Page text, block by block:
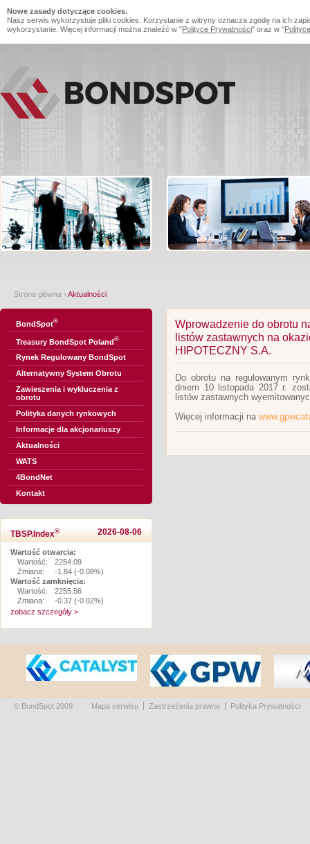
Nowe zasady dotyczące cookies.
Nasz serwis wykorzystuje pliki cookies. Korzystanie z witryny oznacza zgodę na ich
wykorzystanie. Więcej informacji można znaleźć w "Polityce Prywatności" oraz w "
Strona główna › Aktualności
BondSpot®
Treasury BondSpot Poland®
Rynek Regulowany BondSpot
Alternatywny System Obrotu
Zawieszenia i wykluczenia z
obrotu
Polityka danych rynkowych
Informacje dla akcjonariuszy
Aktualności
WATS
4BondNet
Kontakt
TBSP.Index® 2026-08-06
Wartość otwarcia:
Wartość:
2254.09
Zmiana:
-1.84 (-0.08%)
Wartość zamknięcia:
Wartość:
2255.56
Zmiana:
-0.37 (-0.02%)
zobacz szczegóły >
Wprowadzenie do obrotu
listów zastawnych na
HIPOTECZNY S.A.
Do obrotu na regulowanym
dniem 10 listopada 2017 r.
listów zastawnych
Więcej informacji na
© BondSpot 2009 Mapa serwisu Zastrzeżenia prawne Polityka Prywatności